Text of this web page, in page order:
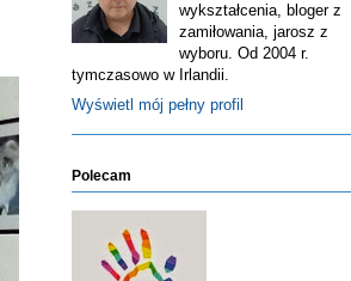
wykształcenia, bloger z
zamiłowania, jarosz z
wyboru. Od 2004 r.
tymczasowo w Irlandii.
Wyświetl mój pełny profil
Polecam